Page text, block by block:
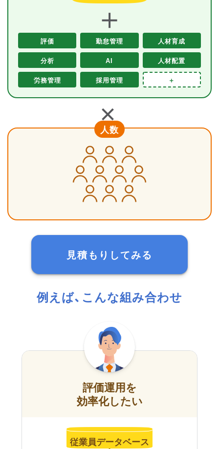
＋
評価 勤怠管理 人材育成
分析 AI 人材配置
労務管理 採用管理 ＋
＋
人数
見積もりしてみる
例えば、こんな組み合わせ
評価運用を
効率化したい
従業員データベース